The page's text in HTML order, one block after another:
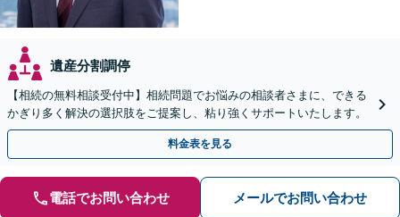
遺産分割調停
【相続の無料相談受付中】相続問題でお悩みの相談者さまに、できる
かぎり多く解決の選択肢をご提案し、粘り強くサポートいたします。
料金表を見る
電話でお問い合わせ メールでお問い合わせ